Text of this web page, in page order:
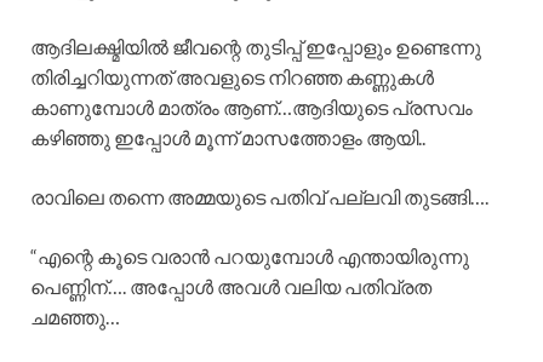
ആദിലക്ഷ്മിയിൽ ജീവന്റെ തുടിപ്പ് ഇപ്പോളും ഉണ്ടെന്നു
തിരിച്ചറിയുന്നത് അവളുടെ നിറഞ്ഞ കണ്ണുകൾ
കാണുമ്പോൾ മാത്രം ആണ്…ആദിയുടെ പ്രസവം
കഴിഞ്ഞു ഇപ്പോൾ മൂന്ന് മാസത്തോളം ആയി..
രാവിലെ തന്നെ അമ്മയുടെ പതിവ് പല്ലവി തുടങ്ങി….
“എന്റെ കൂടെ വരാൻ പറയുമ്പോൾ എന്തായിരുന്നു
പെണ്ണിന്…. അപ്പോൾ അവൾ വലിയ പതിവ്രത
ചമഞ്ഞു…